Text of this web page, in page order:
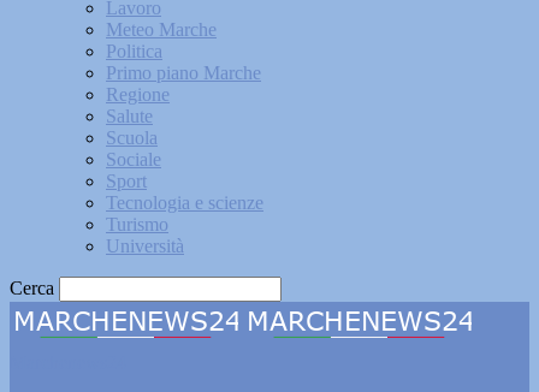
Lavoro
Meteo Marche
Politica
Primo piano Marche
Regione
Salute
Scuola
Sociale
Sport
Tecnologia e scienze
Turismo
Università
Cerca